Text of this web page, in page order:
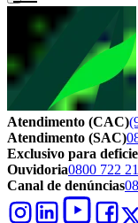
Atendimento (CAC)
Atendimento (SAC)
Exclusivo para
Ouvidoria0800 722
Canal de denúncias